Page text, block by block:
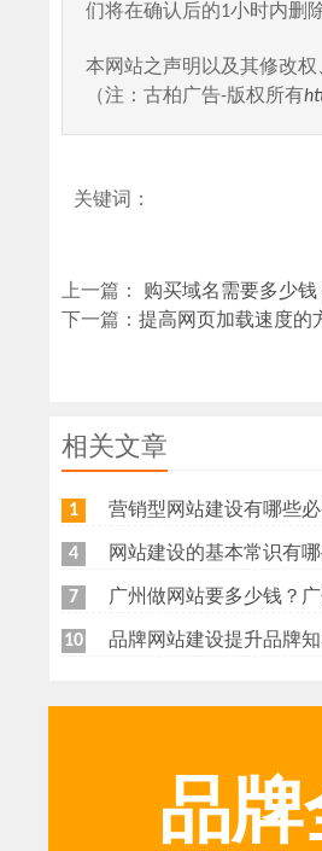
们将在确认后的1小时内删除
本网站之声明以及其修改
（注：古柏广告-版权所有
关键词：
上一篇：
购买域名需要多少钱
下一篇：提高网页加载速度的
相关文章
1 营销型网站建设有哪些必备的功能，我特意整
4 网站建设的基本常识有哪
7 广州做网站要多少钱？广州企业
10 品牌网站建设提升品牌知名
品牌